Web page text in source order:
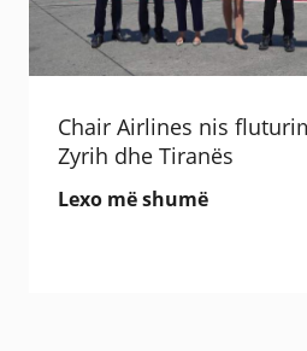
Chair Airlines nis
Zyrih dhe Tiranës
Lexo më shumë